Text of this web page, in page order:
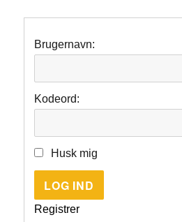
Brugernavn:
Kodeord:
Husk mig
LOG IND
Registrer